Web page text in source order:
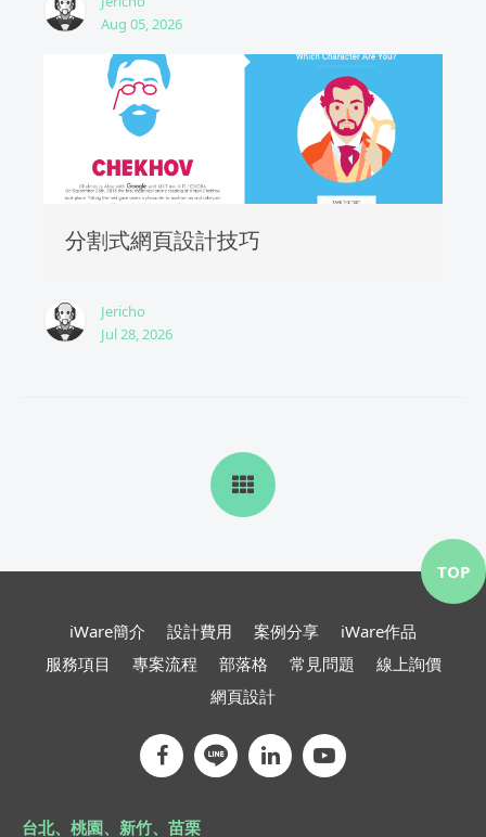
Aug 05, 2026
分割式網頁設計技巧
Jericho
Jul 28, 2026
iWare簡介 設計費用 案例分享
iWare作品
服務項目
專案流程 部落格 常見問題
線上詢價
網頁設計
台北、桃園、新竹、苗栗
TOP